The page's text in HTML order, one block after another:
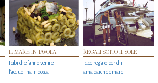
IL MARE IN TAVOLA
I cibi che fanno venire
l’acquolina in bocca
REGALI SOTTO IL SOLE
Idee regalo per chi
ama barche e mare